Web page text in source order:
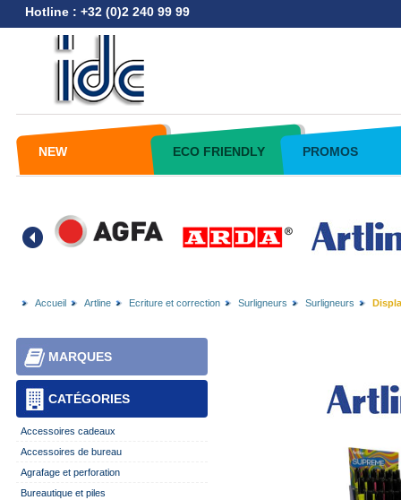
Hotline : +32 (0)2 240 99 99
NEW ECO FRIENDLY PROMOS
Accueil Artline Ecriture et correction Surligneurs Surligneurs
CATÉGORIES
MARQUES
Accessoires cadeaux
Accessoires de bureau
Agrafage et perforation
Bureautique et piles